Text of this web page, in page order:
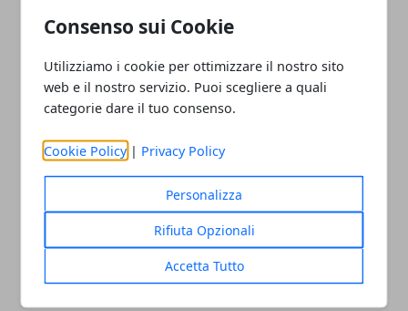
Consenso sui Cookie
Utilizziamo i cookie per ottimizzare il nostro sito
web e il nostro servizio. Puoi scegliere a quali
categorie dare il tuo consenso.
Cookie Policy | Privacy Policy
Personalizza
Rifiuta Opzionali
Accetta Tutto
proteggono il corpo dai radicali liberi.
Facebook
TwitterWhatsapp
per il mal di gola
Che dieta scegliere in caso
di emorroidi? Ecco cibi
amici e cibi no